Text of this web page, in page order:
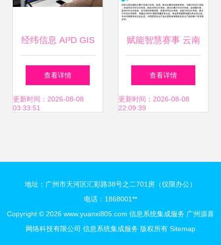
经纬信息 AI³D GIS
三维引擎第一股，
赋能数字能源与运
查看详情
更新时间：2026-08-08
03:33:51
赋能智慧赛事 云南
保山比赛中的中央
集成管理系统与信
查看详情
更新时间：2026-08-08
22:09:39
地址：广州市天河区汇彩路38号之二701房（仅限办公）
电话：1868001**
Copyright © 2026 www.yuanxi805.com 信息系统集成服务 广州源喜
网络科技有限公司 信息系统集成服务 版权所有 Sitemap